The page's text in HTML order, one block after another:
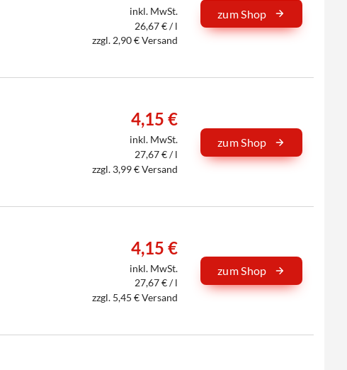
inkl. MwSt.
26,67 € / l
zzgl. 2,90 € Versand
zum Shop
4,15 €
inkl. MwSt.
27,67 € / l
zzgl. 3,99 € Versand
zum Shop
4,15 €
inkl. MwSt.
27,67 € / l
zzgl. 5,45 € Versand
zum Shop